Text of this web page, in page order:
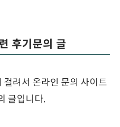
후기문의 글
려서 온라인 문의 사이트
글입니다.